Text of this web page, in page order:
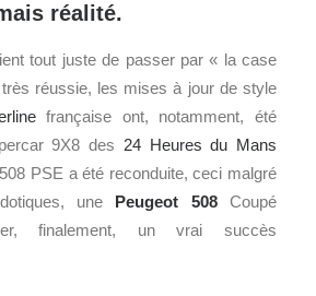
réalité.
tout juste de passer par « la case
réussie, les mises à jour de style
française ont, notamment, été
9X8 des 24 Heures du Mans
PSE a été reconduite, ceci malgré
une Peugeot 508Coupé
finalement, un vrai succès